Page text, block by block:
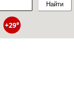
Найти
+29°